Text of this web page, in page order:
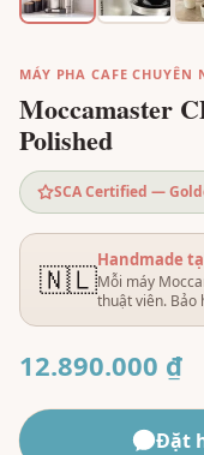
MÁY PHA CAFE CHUYÊN
Moccamaster
Polished
SCA Certified —
🇳🇱Handmade
Mỗi máy
thuật viên. Bảo
12.890.000 ₫
Đặt